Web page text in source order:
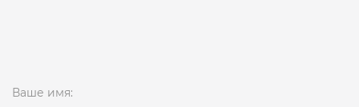
Ваше имя: